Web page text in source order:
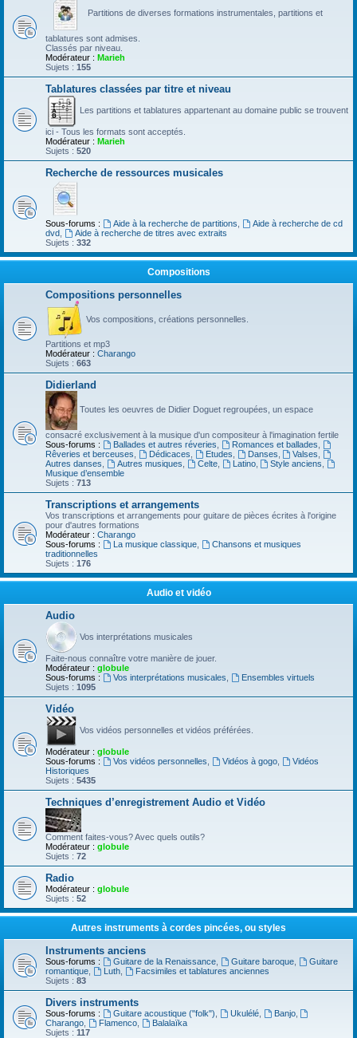
Partitions de diverses formations instrumentales, partitions et
tablatures sont admises.
Classés par niveau.
Modérateur : Marieh
Sujets : 155
Tablatures classées par titre et niveau
Les partitions et tablatures appartenant au domaine public se trouvent
ici - Tous les formats sont acceptés.
Modérateur : Marieh
Sujets : 520
Recherche de ressources musicales
Sous-forums : Aide à la recherche de partitions
Aide à recherche de cd
dvd
Aide à recherche de titres avec extraits
Sujets : 332
Compositions
Compositions personnelles
Vos compositions, créations personnelles.
Partitions et mp3
Modérateur : Charango
Sujets : 663
Didierland
Toutes les oeuvres de Didier Doguet regroupées, un espace
consacré exclusivement à la musique d'un compositeur à l'imagination fertile
Sous-forums :
Ballades et autres réveries Romances et ballades
Rêveries et berceuses
Dédicaces Etudes Danses Valses
Autres danses
Autres musiques Celte, Latino, Style anciens
Musique d’ensemble
Sujets : 713
Transcriptions et arrangements
Vos transcriptions et arrangements pour guitare de pièces écrites à l'origine
pour d'autres formations
Modérateur : Charango
Sous-forums :
La musique classique,
Chansons et musiques
traditionnelles
Sujets : 176
Audio et vidéo
Audio
Vos interprétations musicales
Faite-nous connaître votre manière de jouer.
Modérateur : globule
Sous-forums :
Vos interprétations musicales
Ensembles virtuels
Sujets : 1095
Vidéo
Vos vidéos personnelles et vidéos préférées.
Modérateur : globule
Sous-forums :
Vos vidéos personnelles Vidéos à gogo,
Vidéos
Historiques
Sujets : 5435
Techniques d’enregistrement Audio et Vidéo
Comment faites-vous? Avec quels outils?
Modérateur : globule
Sujets : 72
Radio
Modérateur : globule
Sujets : 52
Autres instruments à cordes pincées, ou styles
Instruments anciens
Sous-forums : Guitare de la Renaissance, Guitare baroque,
Guitare
romantique
Luth,
Facsimiles et tablatures anciennes
Sujets : 83
Divers instruments
Sous-forums : Guitare acoustique ("folk") Ukulélé, Banjo,
Charango
Flamenco,
Balalaïka
Sujets : 117